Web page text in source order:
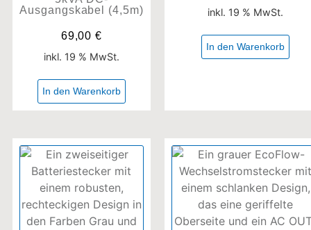
Ausgangskabel (4,5m)
69,00€
inkl. 19 % MwSt.
In den Warenkorb
inkl. 19 % MwSt.
In den Warenkorb